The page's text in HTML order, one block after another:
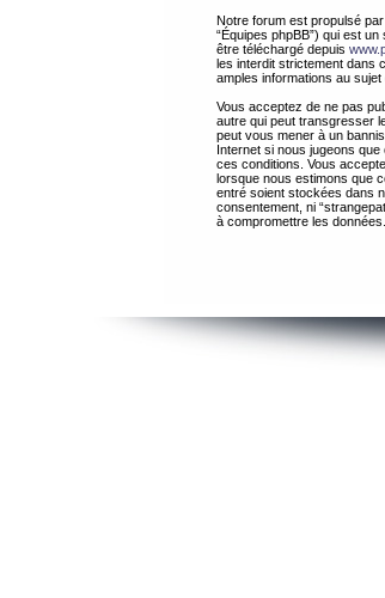
Notre forum est propulsé par
“Équipes phpBB”) qui est
être téléchargé depuis
les interdit strictement dans
amples informations au
Vous acceptez de ne pas
autre qui peut transgresser
peut vous mener à un
Internet si nous jugeons
ces conditions. Vous
lorsque nous estimons que
entré soient stockées dans
consentement, ni
à compromettre les données.